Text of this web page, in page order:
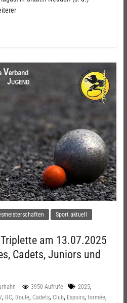
Sport aktuell
am 13.07.2025
Cadets, Juniors und
3950 Aufrufe 2025,
, BC, Boule, Cadets, Club, Espoirs, formée,